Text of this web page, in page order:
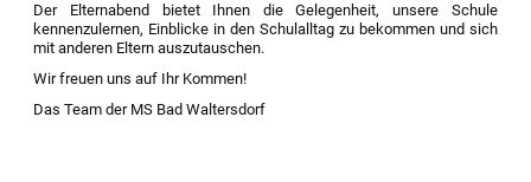
Der Elternabend bietet Ihnen die Gelegenheit, unsere Schule
kennenzulernen, Einblicke in den Schulalltag zu bekommen und sich
mit anderen Eltern auszutauschen.
Wir freuen uns auf Ihr Kommen!
Das Team der MS Bad Waltersdorf